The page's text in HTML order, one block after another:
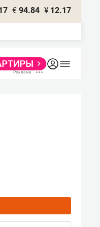
€ 94.84 ¥ 12.17